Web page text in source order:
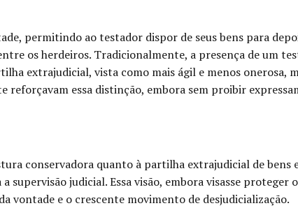
permitindo ao testador dispor de seus bens para
os herdeiros. Tradicionalmente, a presença de um
extrajudicial, vista como mais ágil e menos onerosa,
essa distinção, embora sem proibir
conservadora quanto à partilha extrajudicial de bens
judicial. Essa visão, embora visasse proteger
e o crescente movimento de desjudicialização.